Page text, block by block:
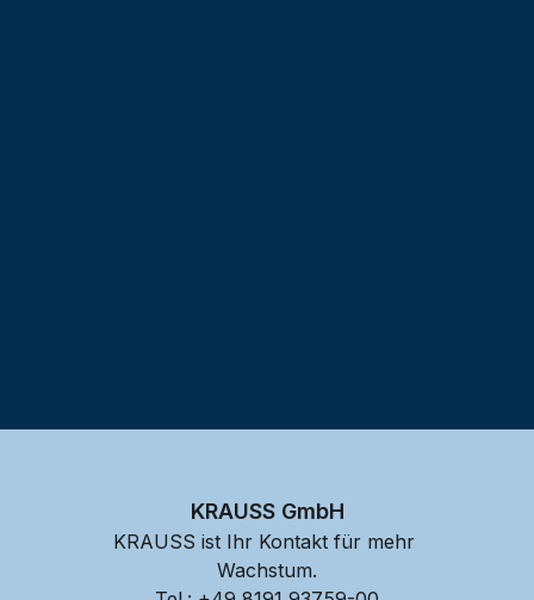
KRAUSS GmbH
KRAUSS ist Ihr Kontakt für mehr
Wachstum.